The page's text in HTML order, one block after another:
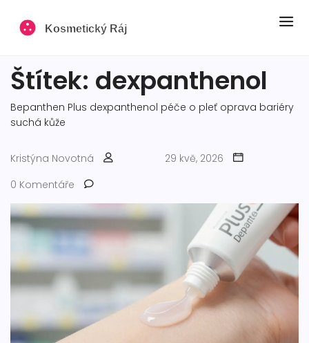
Štítek: dexpanthenol
Bepanthen Plus dexpanthenol péče o pleť oprava bariéry
suchá kůže
Kristýna Novotná
29 kvě, 2026
0 Komentáře